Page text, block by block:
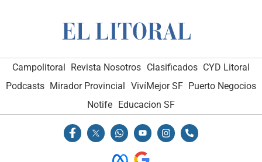
Campolitoral Revista Nosotros Clasificados CYD Litoral
Podcasts Mirador Provincial VivíMejor SF Puerto Negocios
Notife
Educacion SF